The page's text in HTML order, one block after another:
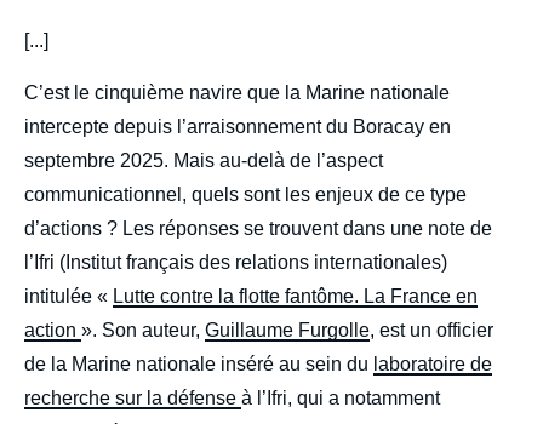
[...]
C’est le cinquième navire que la Marine nationale
intercepte depuis l’arraisonnement du Boracay en
septembre 2025. Mais au-delà de l’aspect
communicationnel, quels sont les enjeux de ce type
d’actions ? Les réponses se trouvent dans une note de
l’Ifri (Institut français des relations internationales)
intitulée « Lutte contre la flotte fantôme. La France en
action ». Son auteur, Guillaume Furgolle, est un officier
de la Marine nationale inséré au sein du laboratoire de
recherche sur la défense à l’Ifri, qui a notamment